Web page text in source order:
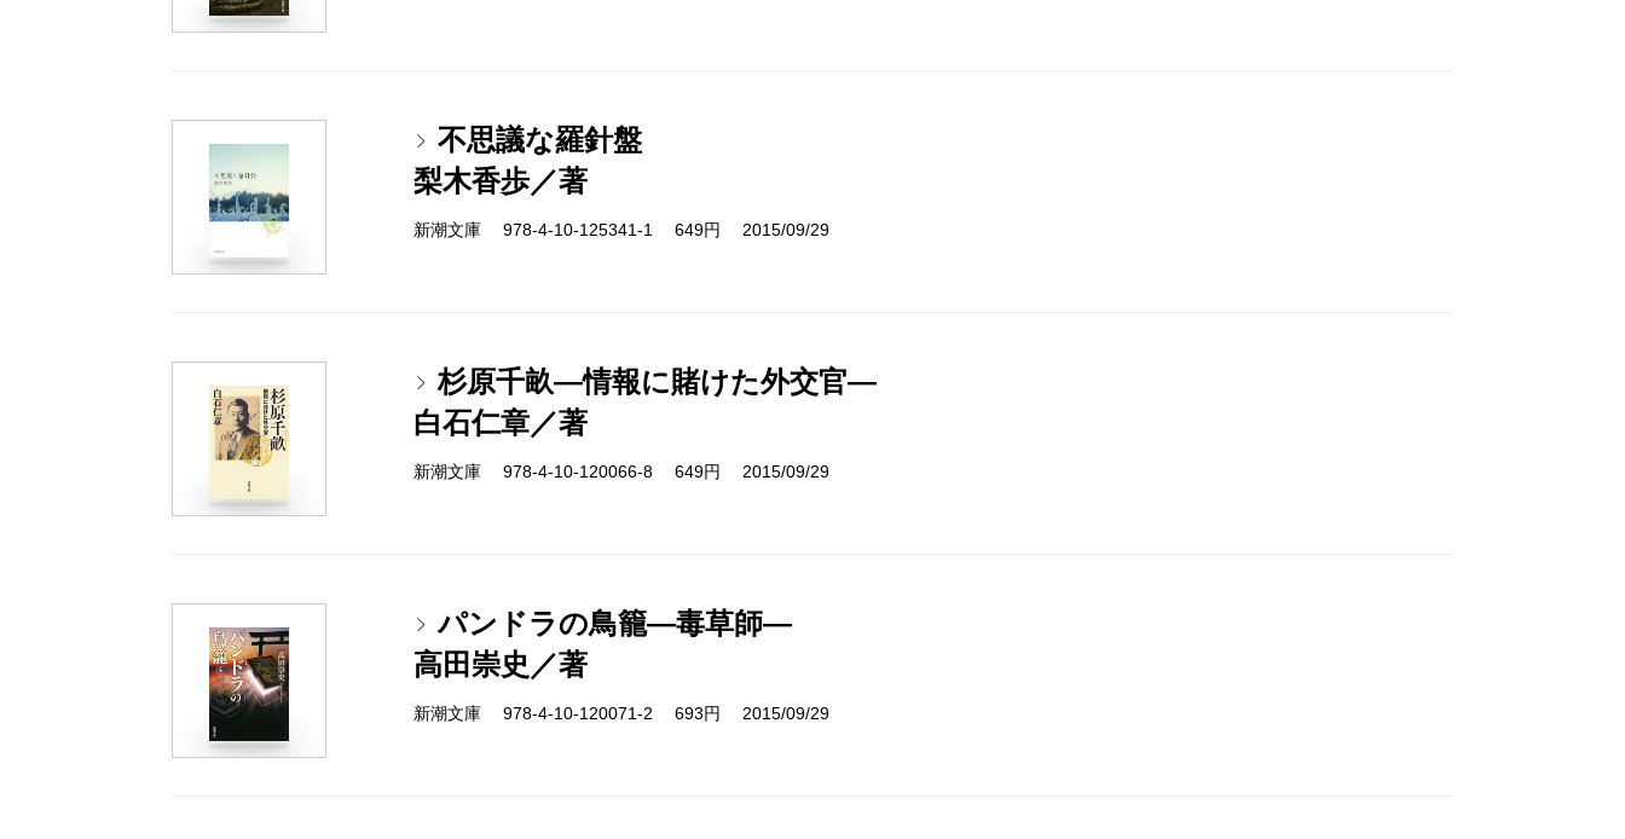
不思議な羅針盤
梨木香歩／著
新潮文庫 978-4-10-125341-1 649円 2015/09/29
杉原千畝―情報に賭けた外交官―
白石仁章／著
新潮文庫 978-4-10-120066-8 649円 2015/09/29
パンドラの鳥籠―毒草師―
高田崇史／著
新潮文庫 978-4-10-120071-2 693円 2015/09/29